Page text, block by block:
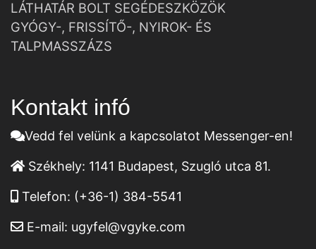
LÁTHATÁR BOLT SEGÉDESZKÖZÖK
GYÓGY-, FRISSÍTŐ-, NYIROK- ÉS
TALPMASSZÁZS
Kontakt infó
Vedd fel velünk a kapcsolatot Messenger-en!
Székhely: 1141 Budapest, Szugló utca 81.
Telefon: (+36-1) 384-5541
E-mail: ugyfel@vgyke.com